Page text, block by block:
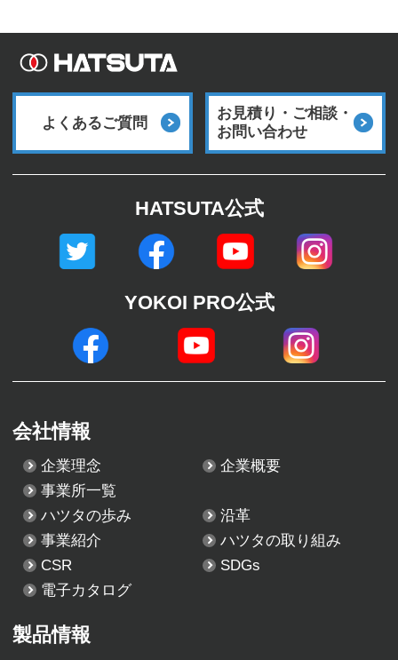
よくあるご質問
お見積り・ご相談・
お問い合わせ
HATSUTA公式
YOKOI PRO公式
会社情報
企業理念
企業概要
事業所一覧
ハツタの歩み
沿革
事業紹介
ハツタの取り組み
CSR
SDGs
電子カタログ
製品情報